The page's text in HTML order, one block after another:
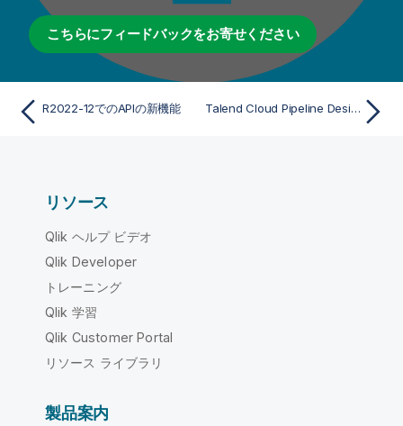
こちらにフィードバックをお寄せください
R2022-12でのAPIの新機能 Talend Cloud Pipeline Designer R2022-12の新機能
リソース
Qlik ヘルプ ビデオ
Qlik Developer
トレーニング
Qlik 学習
Qlik Customer Portal
リソース ライブラリ
製品案内